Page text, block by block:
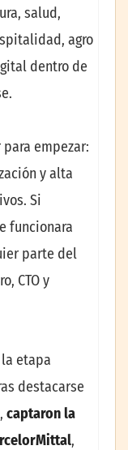
salud,
agro
dentro de
empezar:
y alta
Si
funcionara
parte del
CTO y
etapa
destacarse
captaron la
,